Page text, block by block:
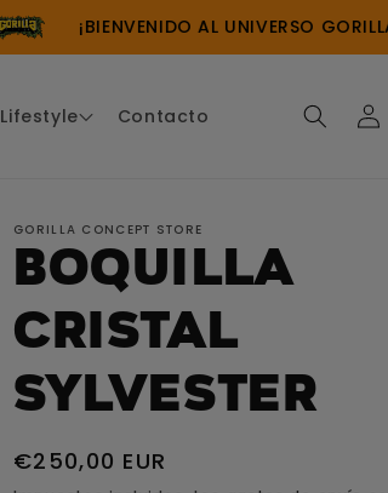
¡BIENVENIDO AL UNIVERSO GORILLA!
Lifestyle Contacto
Iniciar
sesión
GORILLA CONCEPT STORE
Boquilla
Cristal
Sylvester
Precio
€250,00 EUR